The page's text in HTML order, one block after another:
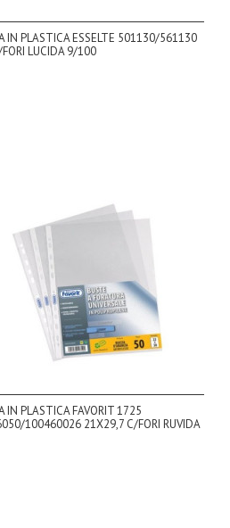
IN PLASTICA ESSELTE 501130/561130
LUCIDA 9/100
IN PLASTICA FAVORIT 1725
100460026 21X29,7 C/FORI RUVIDA